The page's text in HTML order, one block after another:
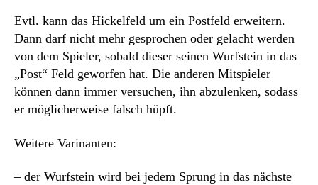
Evtl. kann das Hickelfeld um ein Postfeld erweitern.
Dann darf nicht mehr gesprochen oder gelacht werden
von dem Spieler, sobald dieser seinen Wurfstein in das
„Post“ Feld geworfen hat. Die anderen Mitspieler
können dann immer versuchen, ihn abzulenken, sodass
er möglicherweise falsch hüpft.
Weitere Varinanten:
– der Wurfstein wird bei jedem Sprung in das nächste